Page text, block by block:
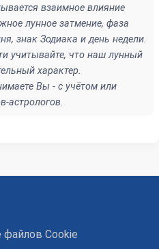
взаимное влияние
лунное затмение, фаза
знак Зодиака и день недели.
учитывайте, что наш лунный
характер.
Вы - с учётом или
астрологов.
файлов Cookie